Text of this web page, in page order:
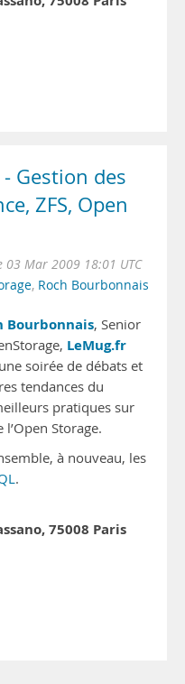
Gestion des
ZFS, Open
03 Mar 2009 18:01 UTC
, Roch Bourbonnais
Bourbonnais, Senior
LeMug.fr
soirée de débats et
tendances du
pratiques sur
Storage.
à nouveau, les
.
75008 Paris